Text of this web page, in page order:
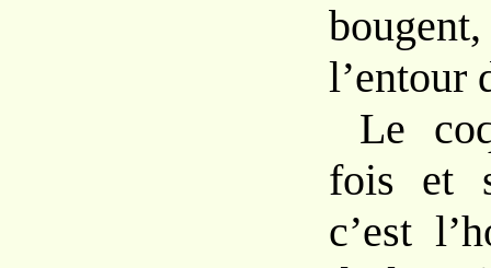
l’entour
Le
fois et
c’est